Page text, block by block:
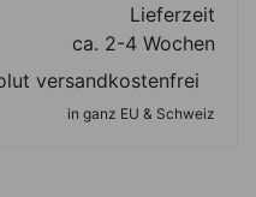
Lieferzeit
ca. 2-4 Wochen
versandkostenfrei
in ganz EU & Schweiz